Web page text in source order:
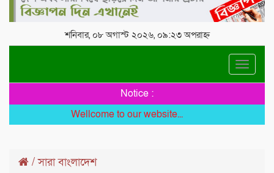
শনিবার, ০৮ অগাস্ট ২০২৬, ০৯:২৩ অপরাহ্ন
Toggle
Notice :
Wellcome to our website...
/সারা বাংলাদেশ